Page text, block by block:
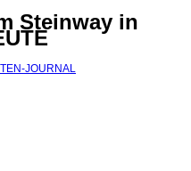
Steinway in